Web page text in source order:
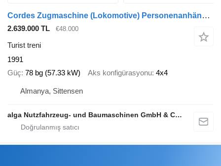
Cordes Zugmaschine (Lokomotive) Personenanhänger
2.639.000 TL €48.000
Turist treni
1991
Güç 78 bg (57.33 kW) Aks konfigürasyonu 4x4
Almanya, Sittensen
alga Nutzfahrzeug- und Baumaschinen GmbH & Co. KG